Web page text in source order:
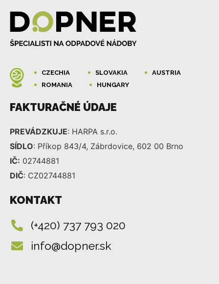
CZECHIA SLOVAKIA
AUSTRIA
ROMANIA
HUNGARY
FAKTURAČNÉ ÚDAJE
PREVÁDZKUJE: HARPA s.r.o.
SÍDLO: Příkop 843/4, Zábrdovice, 602 00 Brno
IČ: 02744881
DIČ: CZ02744881
KONTAKT
(+420) 737 793 020
info@dopner.sk